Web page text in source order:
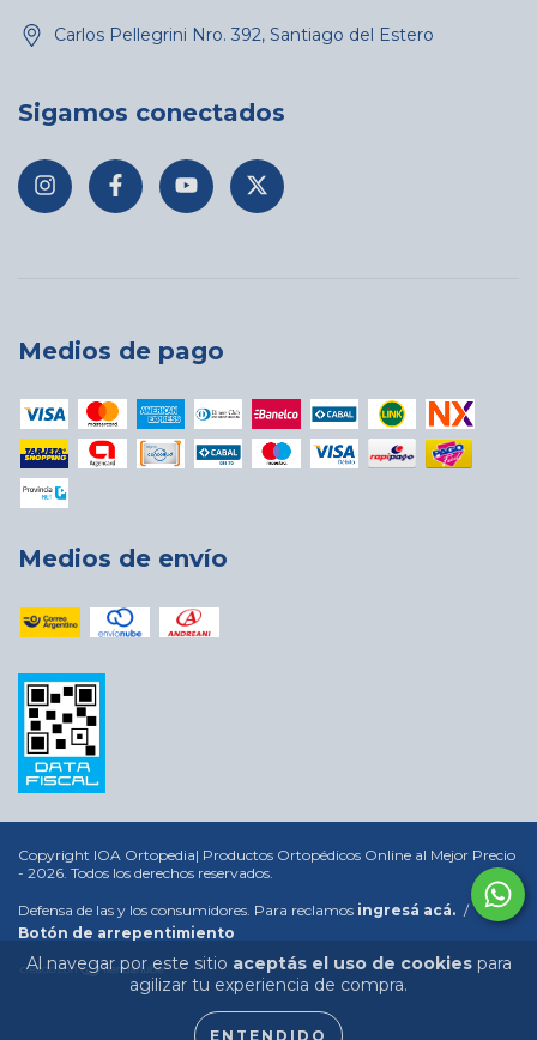
Al navegar por este sitio aceptás el uso de cookiespara
agilizar tu experiencia de compra.
ENTENDIDO
Carlos Pellegrini Nro. 392, Santiago del Estero
Sigamos conectados
Medios de pago
Medios de envío
Copyright IOA Ortopedia| Productos Ortopédicos Online al Mejor Precio
- 2026. Todos los derechos reservados.
Defensa de las y los consumidores. Para reclamos ingresá acá. /
Botón de arrepentimiento